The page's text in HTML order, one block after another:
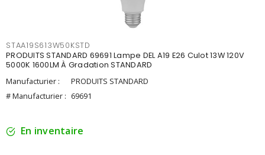
STAA19S613W50KSTD
PRODUITS STANDARD 69691 Lampe DEL A19 E26 Culot 13W 120V
5000K 1600LM À Gradation STANDARD
Manufacturier :
PRODUITS STANDARD
# Manufacturier : 69691
En inventaire